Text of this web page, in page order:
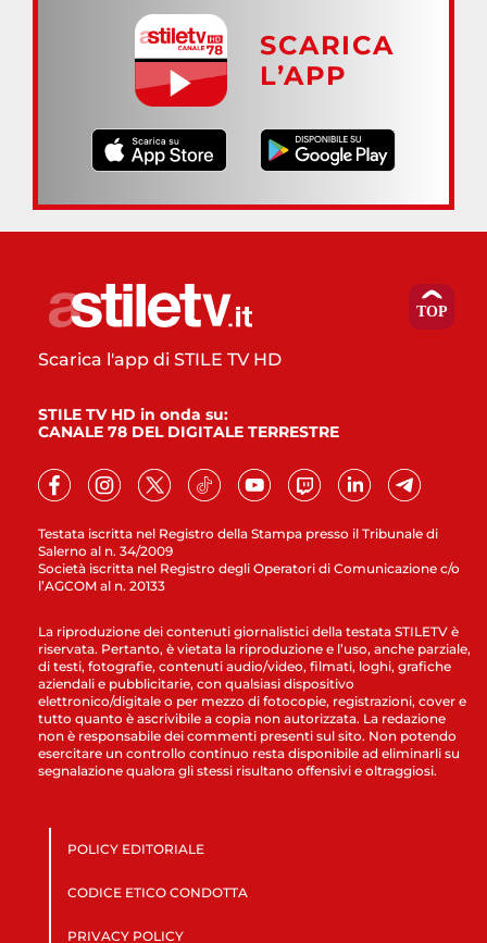
SCARICA
L’APP
Testata iscritta nel Registro della Stampa presso il Tribunale di
Salerno al n. 34/2009
Società iscritta nel Registro degli Operatori di Comunicazione c/o
l’AGCOM al n. 20133
Scarica l'app di STILE TV HD
STILE TV HD in onda su:
CANALE 78 DEL DIGITALE TERRESTRE
La riproduzione dei contenuti giornalistici della testata STILETV è
riservata. Pertanto, è vietata la riproduzione e l’uso, anche parziale,
di testi, fotografie, contenuti audio/video, filmati, loghi, grafiche
aziendali e pubblicitarie, con qualsiasi dispositivo
elettronico/digitale o per mezzo di fotocopie, registrazioni, cover e
tutto quanto è ascrivibile a copia non autorizzata. La redazione
non è responsabile dei commenti presenti sul sito. Non potendo
esercitare un controllo continuo resta disponibile ad eliminarli su
segnalazione qualora gli stessi risultano offensivi e oltraggiosi.
POLICY EDITORIALE
CODICE ETICO CONDOTTA
PRIVACY POLICY